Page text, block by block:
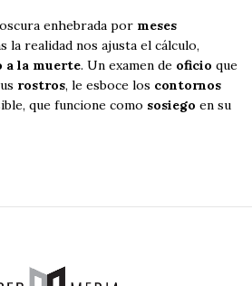
enhebrada por meses
la realidad nos ajusta el cálculo,
a la muerte. Un examen de oficio que
rostros, le esboce los contornos
que funcione como sosiego en su